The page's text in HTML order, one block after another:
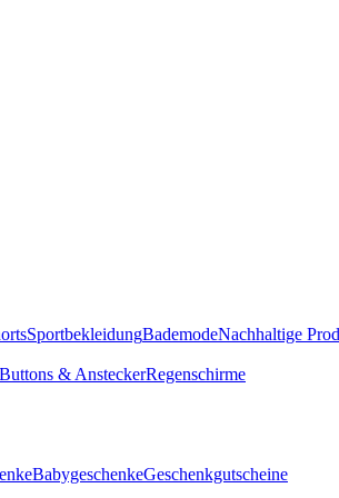
SportbekleidungBademodeNachhaltige
Buttons & AnsteckerRegenschirme
BabygeschenkeGeschenkgutscheine